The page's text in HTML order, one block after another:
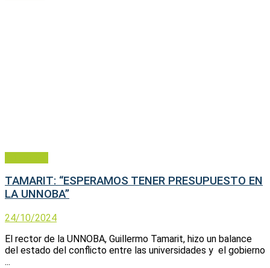
TAMARIT: “ESPERAMOS TENER PRESUPUESTO EN
LA UNNOBA”
24/10/2024
El rector de la UNNOBA, Guillermo Tamarit, hizo un balance
del estado del conflicto entre las universidades y el gobierno
...